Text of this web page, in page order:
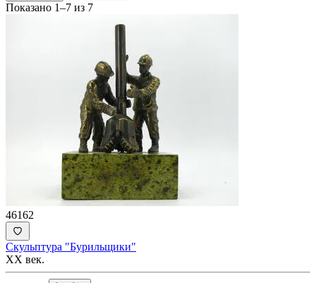
Показано 1–7 из 7
46162
Скульптура "Бурильщики"
XX век.